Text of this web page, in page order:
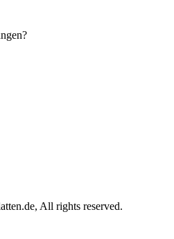
All rights reserved.